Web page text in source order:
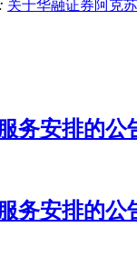
关于华融证券阿克
务安排的公
务安排的公